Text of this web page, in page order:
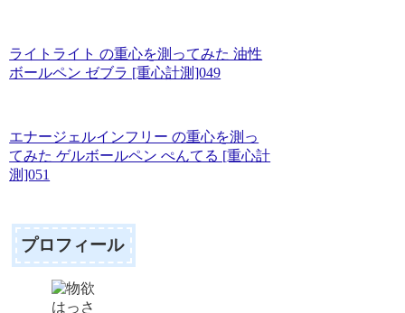
ライトライト の重心を測ってみた 油性
ボールペン ゼブラ [重心計測]049
エナージェルインフリー の重心を測っ
てみた ゲルボールペン ぺんてる [重心計
測]051
プロフィール